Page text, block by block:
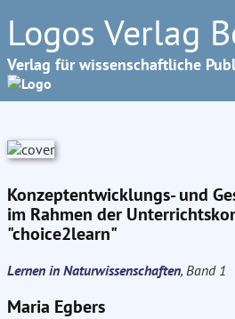
Logos Verlag
Verlag für wissenschaftliche
Konzeptentwicklungs- und
im Rahmen der
"choice2learn"
Lernen in Naturwissenschaften, Band 1
Maria Egbers